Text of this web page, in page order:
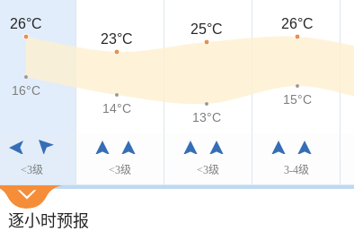
<3级 <3级 <3级 3-4级
26°C
23°C
25°C
26°C
16°C
14°C
13°C
15°C
逐小时预报